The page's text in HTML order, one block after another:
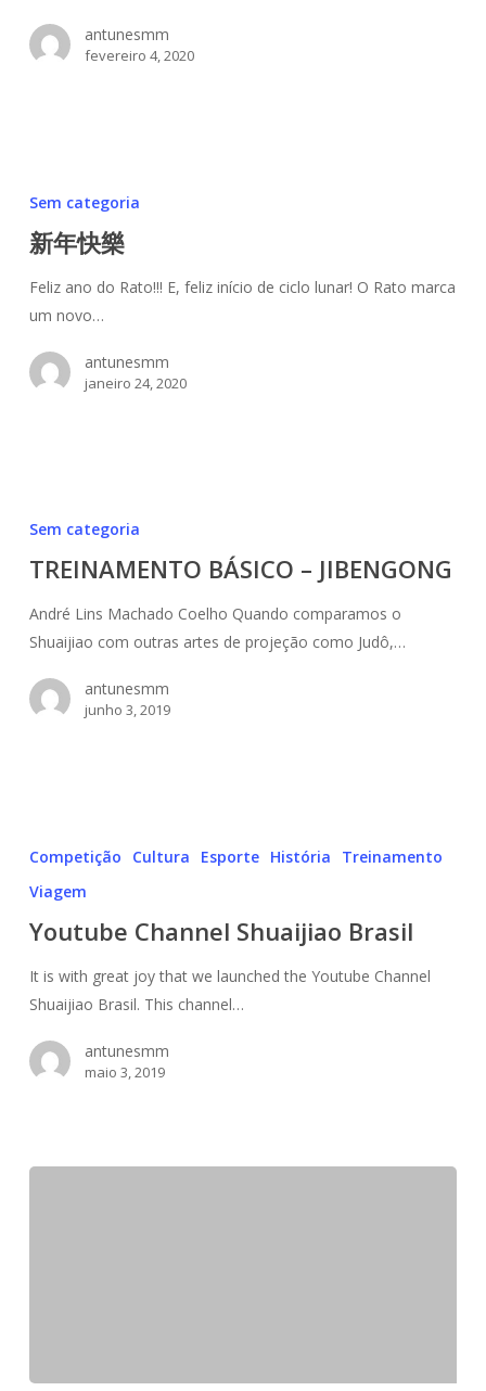
antunesmm
fevereiro 4, 2020
樂
Sem categoria
新年快樂
Feliz ano do Rato!!! E, feliz início de ciclo lunar! O Rato marca
um novo…
antunesmm
janeiro 24, 2020
JIBENGONG
Sem categoria
TREINAMENTO BÁSICO – JIBENGONG
André Lins Machado Coelho Quando comparamos o
Shuaijiao com outras artes de projeção como Judô,…
antunesmm
junho 3, 2019
Brasil
Competição Cultura Esporte História
Treinamento
Viagem
Youtube Channel Shuaijiao Brasil
It is with great joy that we launched the Youtube Channel
Shuaijiao Brasil. This channel…
antunesmm
maio 3, 2019